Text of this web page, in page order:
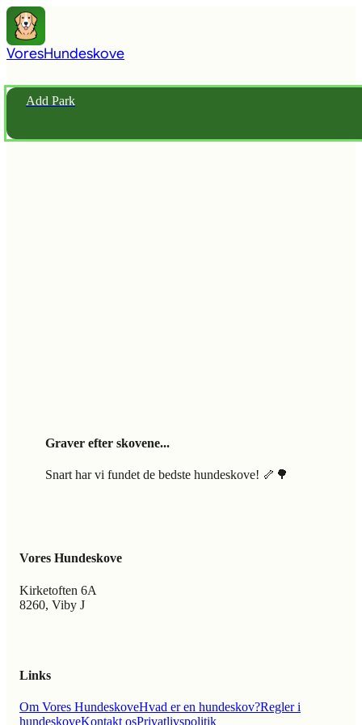
VoresHundeskove
Add Park
Graver efter skovene...
Snart har vi fundet de bedste hundeskove! 🦴🌳
Vores Hundeskove
Kirketoften 6A
8260, Viby J
Links
Om Vores HundeskoveHvad er en hundeskov?Regler i
hundeskoveKontakt osPrivatlivspolitik